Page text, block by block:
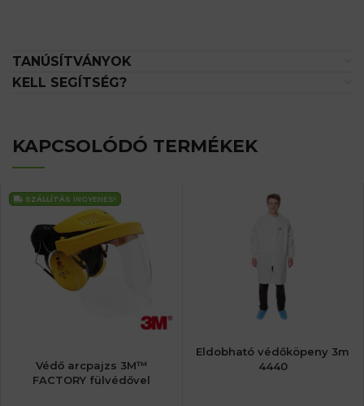
TANÚSÍTVÁNYOK
KELL SEGÍTSÉG?
KAPCSOLÓDÓ TERMÉKEK
SZÁLLÍTÁS INGYENES!
Védő arcpajzs 3M™
FACTORY fülvédővel
Eldobható védőköpeny 3m
4440